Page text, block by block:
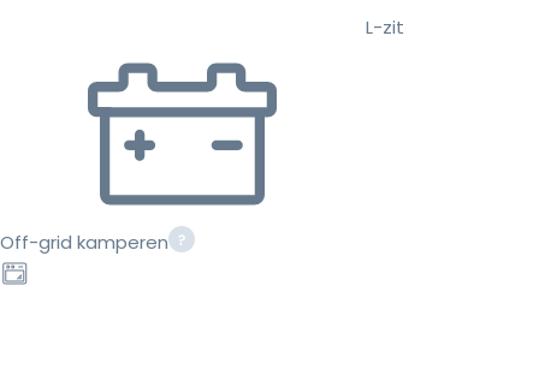
L-zit
Off-grid kamperen